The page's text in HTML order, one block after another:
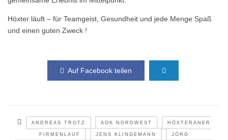
Höxter läuft – für Teamgeist, Gesundheit und jede Menge Spaß
und einen guten Zweck !
Auf Facebook teilen
ANDREAS TROTZ AOK NORDWEST HÖXTERANER
FIRMENLAUF JENS KLINGEMANN JÖRG